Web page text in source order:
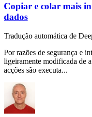
Copiar e colar mais
dados
Tradução automática de
Por razões de segurança e
ligeiramente modificada de
acções são executa...